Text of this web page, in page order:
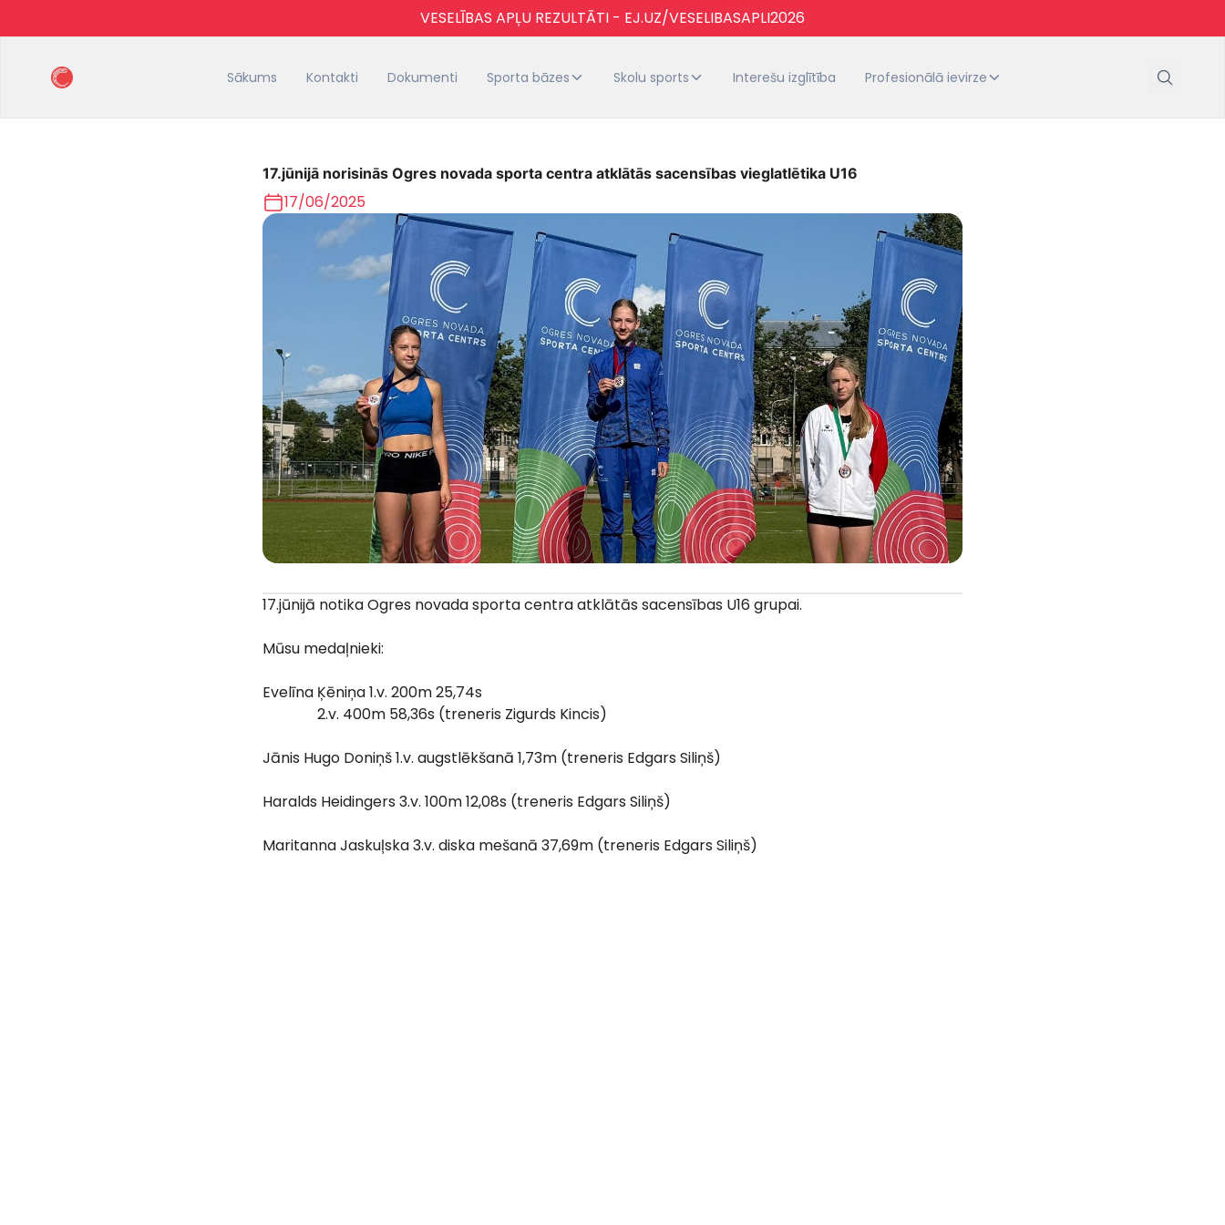
VESELĪBAS APĻU REZULTĀTI - EJ.UZ/VESELIBASAPLI2026
Sākums Kontakti Dokumenti Sporta bāzes Skolu sports Interešu izglītība Profesionālā ievirze
17.jūnijā norisinās Ogres novada sporta centra atklātās sacensības vieglatlētika U16
17/06/2025
17.jūnijā notika Ogres novada sporta centra atklātās sacensības U16 grupai.
Mūsu medaļnieki:
Evelīna Ķēniņa 1.v. 200m 25,74s
2.v. 400m 58,36s (treneris Zigurds Kincis)
Jānis Hugo Doniņš 1.v. augstlēkšanā 1,73m (treneris Edgars Siliņš)
Haralds Heidingers 3.v. 100m 12,08s (treneris Edgars Siliņš)
Maritanna Jaskuļska 3.v. diska mešanā 37,69m (treneris Edgars Siliņš)